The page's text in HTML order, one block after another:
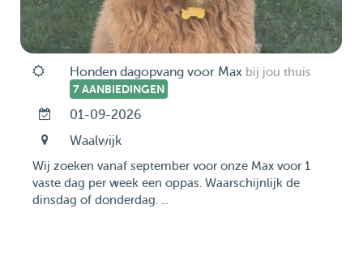
Honden dagopvang voor Max bij jou thuis
7 AANBIEDINGEN
01-09-2026
Waalwijk
Wij zoeken vanaf september voor onze Max voor 1
vaste dag per week een oppas. Waarschijnlijk de
dinsdag of donderdag. ...